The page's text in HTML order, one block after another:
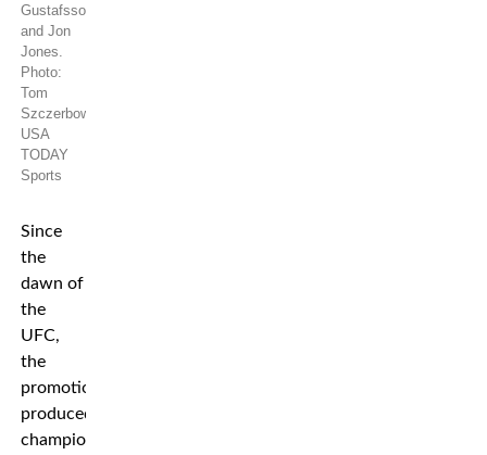
Gustafsson
and Jon
Jones.
Photo:
Tom
Szczerbowski-
USA
TODAY
Sports
Since
the
dawn of
the
UFC,
the
promotion
produced
champions